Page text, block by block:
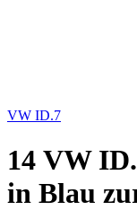
VW ID.7
14 VW
in Blau